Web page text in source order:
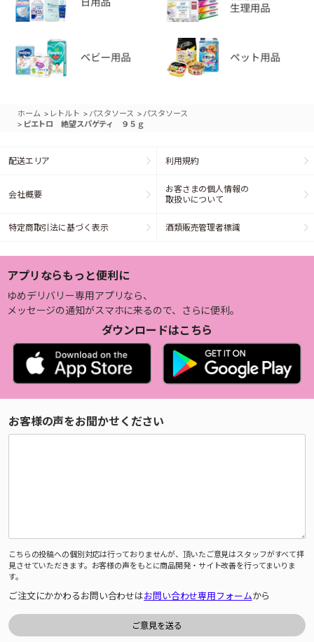
ホーム > レトルト > パスタソース > パスタソース
> ピエトロ 絶望スパゲティ ９５ｇ
配送エリア 利用規約
会社概要
お客さまの個人情報の
取扱いについて
特定商取引法に基づく表示 酒類販売管理者標識
アプリならもっと便利に
ゆめデリバリー専用アプリなら、
メッセージの通知がスマホに来るので、さらに便利。
ダウンロードはこちら
お客様の声をお聞かせください
こちらの投稿への個別対応は行っておりませんが、頂いたご意見はスタッフがすべて拝
見させていただきます。お客様の声をもとに商品開発・サイト改善を行ってまいりま
す。
ご注文にかかわるお問い合わせはお問い合わせ専用フォームから